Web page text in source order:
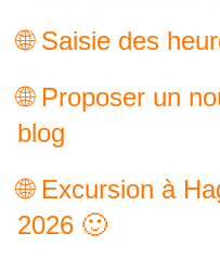
🌐 Saisie des
🌐 Proposer un
blog
🌐 Excursion à
2026 🙂